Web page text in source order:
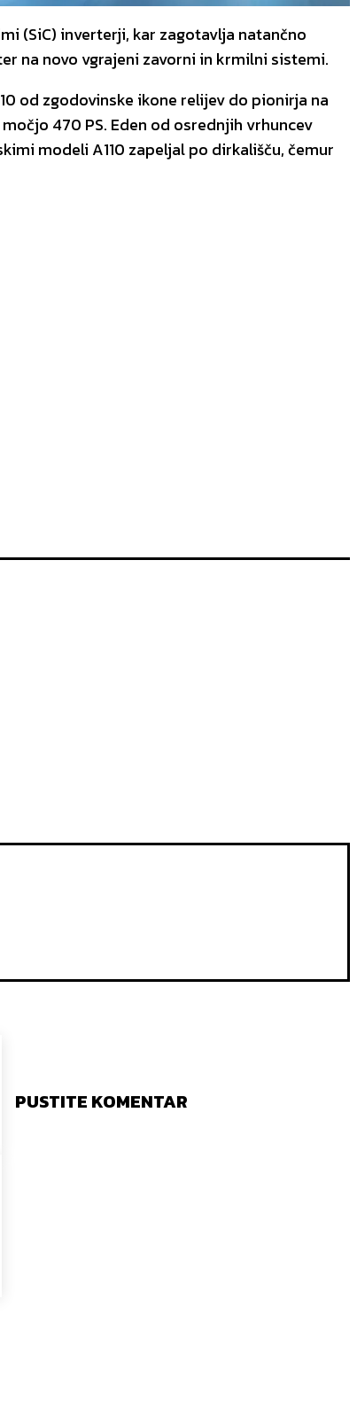
(SiC) inverterji, kar zagotavlja natančno
na novo vgrajeni zavorni in krmilni sistemi.
od zgodovinske ikone relijev do pionirja na
470 PS. Eden od osrednjih vrhuncev
modeli A110 zapeljal po dirkališču, čemur
PUSTITE KOMENTAR